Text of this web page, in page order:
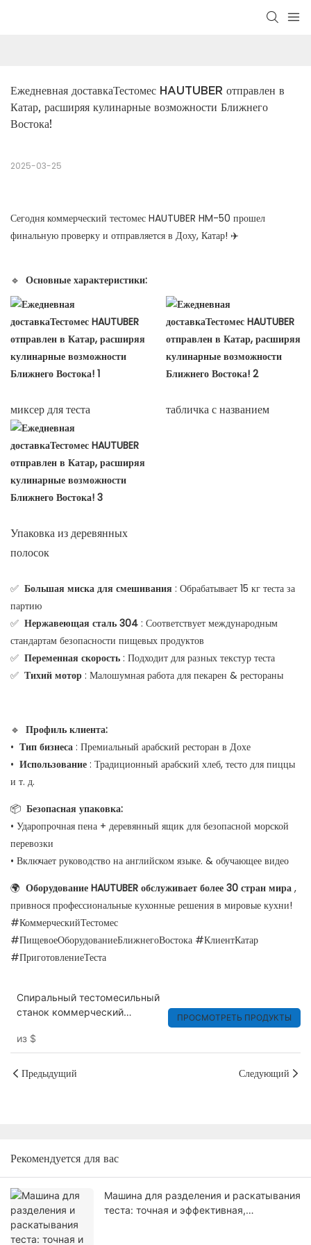
Ежедневная доставкаТестомес HAUTUBER отправлен в
Катар, расширяя кулинарные возможности Ближнего
Востока!
2025-03-25
Сегодня коммерческий тестомес HAUTUBER HM-50 прошел
финальную проверку и отправляется в Доху, Катар! ✈️
🔹 Основные характеристики:
миксер для теста табличка с названием
Упаковка из деревянных
полосок
✅ Большая миска для смешивания : Обрабатывает 15 кг теста за
партию
✅ Нержавеющая сталь 304 : Соответствует международным
стандартам безопасности пищевых продуктов
✅ Переменная скорость : Подходит для разных текстур теста
✅ Тихий мотор : Малошумная работа для пекарен & рестораны
🔹 Профиль клиента:
• Тип бизнеса : Премиальный арабский ресторан в Дохе
• Использование : Традиционный арабский хлеб, тесто для пиццы
и т. д.
📦 Безопасная упаковка:
• Ударопрочная пена + деревянный ящик для безопасной морской
перевозки
• Включает руководство на английском языке. & обучающее видео
🌍 Оборудование HAUTUBER обслуживает более 30 стран мира ,
привнося профессиональные кухонные решения в мировые кухни!
#КоммерческийТестомес
#ПищевоеОборудованиеБлижнегоВостока #КлиентКатар
#ПриготовлениеТеста
Спиральный тестомесильный
станок коммерческий
100 кг
из $
ПРОСМОТРЕТЬ ПРОДУКТЫ
Предыдущий Следующий
Рекомендуется для вас
Машина для разделения и раскатывания
теста: точная и эффективная,